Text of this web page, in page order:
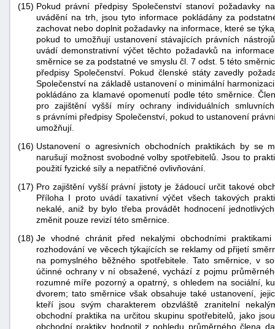
(15) Pokud právní předpisy Společenství stanoví požadavky
uvádění na trh, jsou tyto informace pokládány za
zachovat nebo doplnit požadavky na informace, které se
pokud to umožňují ustanovení stávajících právních
uvádí demonstrativní výčet těchto požadavků na
směrnice se za podstatné ve smyslu čl. 7 odst. 5 této
předpisy Společenství. Pokud členské státy zavedly
Společenství na základě ustanovení o minimální
pokládáno za klamavé opomenutí podle této směrnice.
pro zajištění vyšší míry ochrany individuálních
s právními předpisy Společenství, pokud to ustanovení
umožňují.
(16) Ustanovení o agresivních obchodních praktikách by se
narušují možnost svobodné volby spotřebitelů. Jsou to
použití fyzické síly a nepatřičné ovlivňování.
(17) Pro zajištění vyšší právní jistoty je žádoucí určit takové
Příloha I proto uvádí taxativní výčet všech takových
nekalé, aniž by bylo třeba provádět hodnocení
změnit pouze revizí této směrnice.
(18) Je vhodné chránit před nekalými obchodními
rozhodování ve věcech týkajících se reklamy od přijetí
na pomyslného běžného spotřebitele. Tato směrnice, v
účinné ochrany v ní obsažené, vychází z pojmu
rozumné míře pozorný a opatrný, s ohledem na sociální,
dvorem; tato směrnice však obsahuje také ustanovení,
kteří jsou svým charakterem obzvláště zranitelní
obchodní praktika na určitou skupinu spotřebitelů, jako
obchodní praktiky hodnotil z pohledu průměrného člena